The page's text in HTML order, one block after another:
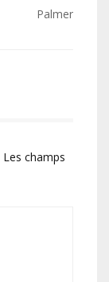
Palmer
Les champs